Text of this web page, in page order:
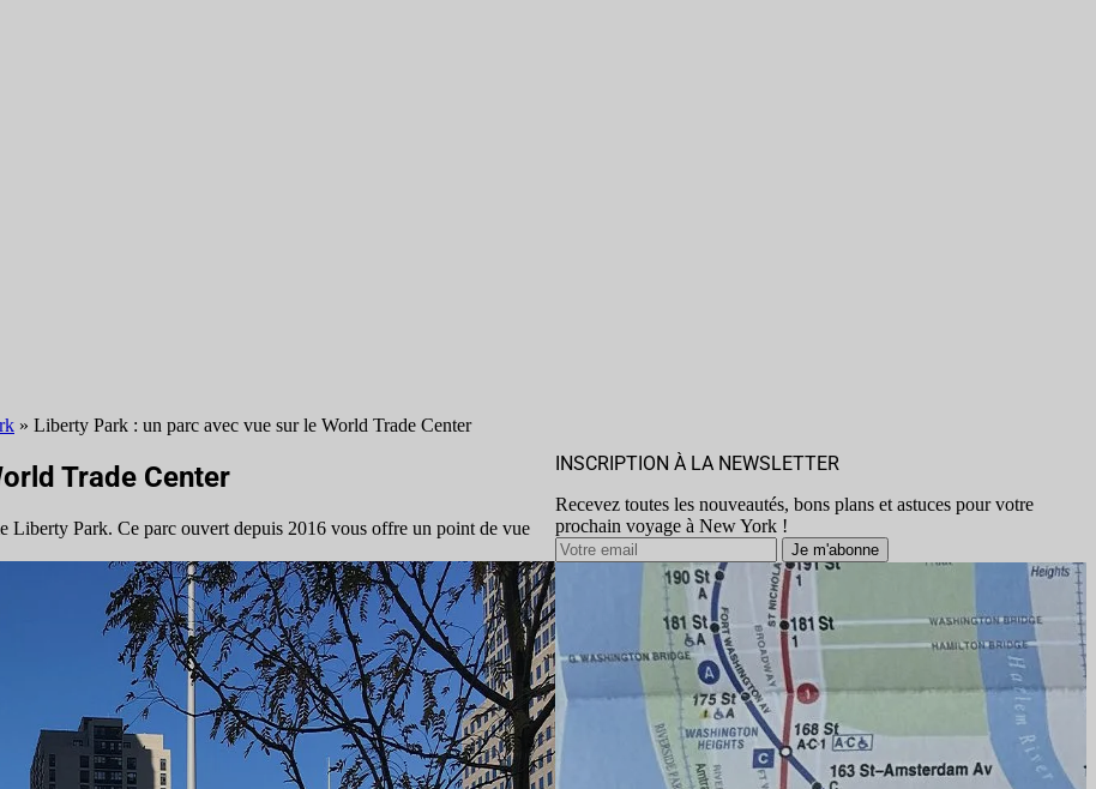
» Liberty Park : un parc avec vue sur le World Trade Center
Trade Center
Liberty Park. Ce parc ouvert depuis 2016 vous offre un point de vue
INSCRIPTION À LA NEWSLETTER
Recevez toutes les nouveautés, bons plans et astuces pour votre
prochain voyage à New York !
Je m'abonne